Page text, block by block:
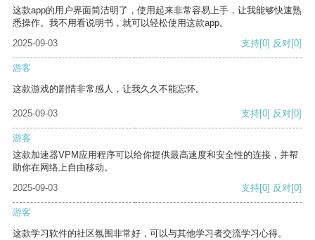
这款app的用户界面简洁明了，使用起来非常容易上手，让我能够快速熟
悉操作。我不用看说明书，就可以轻松使用这款app。
2025-09-03
支持[0] 反对[0]
游客
这款游戏的剧情非常感人，让我久久不能忘怀。
2025-09-03 支持[0] 反对[0]
游客
这款加速器VPM应用程序可以给你提供最高速度和安全性的连接，并帮
助你在网络上自由移动。
2025-09-03
支持[0] 反对[0]
游客
这款学习软件的社区氛围非常好，可以与其他学习者交流学习心得。